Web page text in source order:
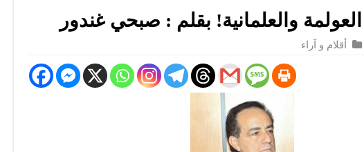
والعلمانية! بقلم : صبحي غندور
أقلام و آراء